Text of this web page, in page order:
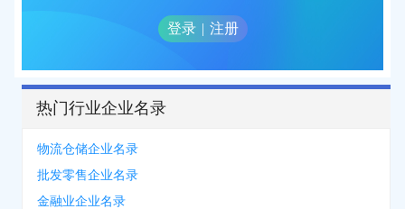
登录 | 注册
热门行业企业名录
物流仓储企业名录
批发零售企业名录
金融业企业名录